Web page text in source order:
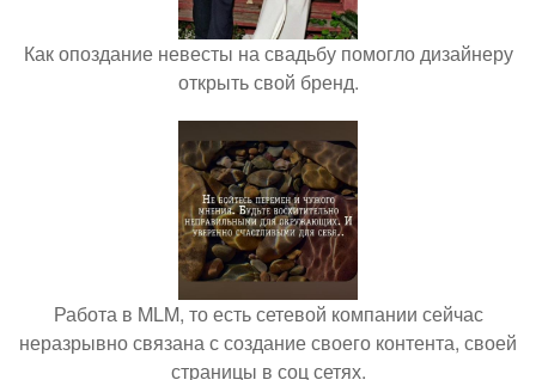
Как опоздание невесты на свадьбу помогло дизайнеру
открыть свой бренд.
Работа в MLM, то есть сетевой компании сейчас
неразрывно связана с создание своего контента, своей
страницы в соц сетях.